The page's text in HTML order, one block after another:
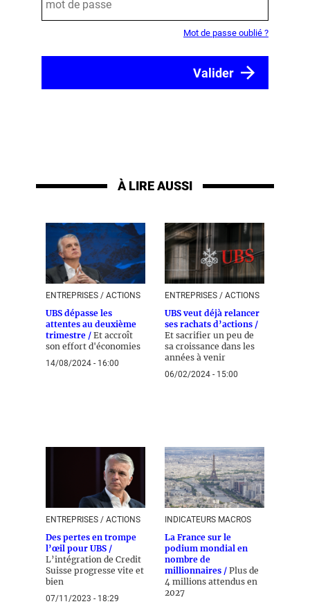
Mot de passe oublié ?
À LIRE AUSSI
ENTREPRISES / ACTIONS
UBS dépasse les
attentes au deuxième
trimestre / Et accroît
son effort d'économies
14/08/2024 - 16:00
ENTREPRISES / ACTIONS
UBS veut déjà relancer
ses rachats d’actions /
Et sacrifier un peu de
sa croissance dans les
années à venir
06/02/2024 - 15:00
ENTREPRISES / ACTIONS
Des pertes en trompe
l’œil pour UBS /
L’intégration de Credit
Suisse progresse vite et
bien
07/11/2023 - 18:29
INDICATEURS MACROS
La France sur le
podium mondial en
nombre de
millionnaires / Plus de
4 millions attendus en
2027